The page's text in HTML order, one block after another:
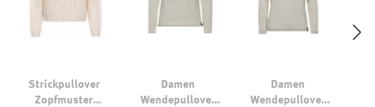
Strickpullover
Zopfmuster
Damen
Wendepullover
Damen
Wendepullover